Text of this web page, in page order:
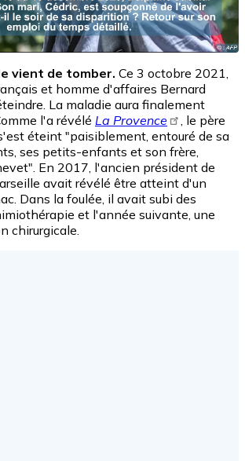
vient de tomber. Ce 3 octobre 2021,
et homme d'affaires Bernard
La maladie aura finalement
l'a révélé La Provence
, le père
éteint "paisiblement, entouré de sa
ses petits-enfants et son frère,
En 2017, l'ancien président de
avait révélé être atteint d'un
Dans la foulée, il avait subi des
et l'année suivante, une
chirurgicale.